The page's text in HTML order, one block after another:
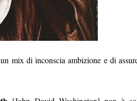
mix di inconscia ambizione e di